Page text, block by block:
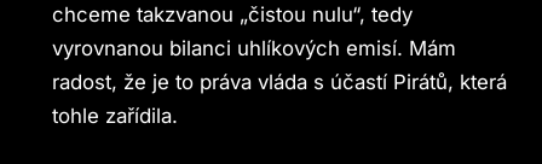
chceme takzvanou „čistou nulu“, tedy
vyrovnanou bilanci uhlíkových emisí. Mám
radost, že je to práva vláda s účastí Pirátů, která
tohle zařídila.